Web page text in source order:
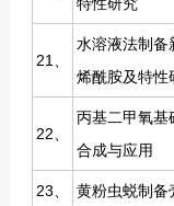
21、
水溶液法制备
烯酰胺及特性
22、
丙基二甲氧基
合成与应用
23、 黄粉虫蜕制备